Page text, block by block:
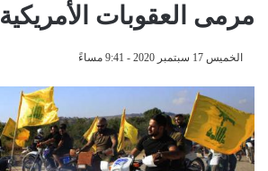
مرمى العقوبات الأمريكية
الخميس 17 سبتمبر 2020 - 9:41 مساءً